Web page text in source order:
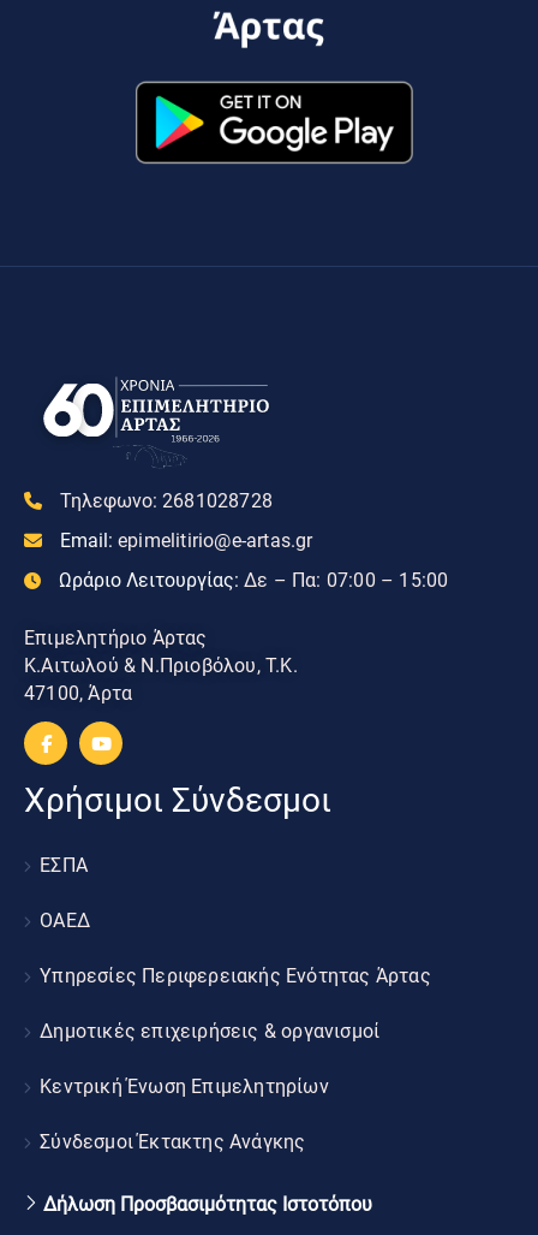
Τηλεφωνο: 2681028728
Email: epimelitirio@e-artas.gr
Ωράριο Λειτουργίας: Δε – Πα: 07:00 – 15:00
Επιμελητήριο Άρτας
Κ.Αιτωλού & Ν.Πριοβόλου, Τ.Κ.
47100, Άρτα
Χρήσιμοι Σύνδεσμοι
ΕΣΠΑ
ΟΑΕΔ
Υπηρεσίες Περιφερειακής Ενότητας Άρτας
Δημοτικές επιχειρήσεις & οργανισμοί
Κεντρική Ένωση Επιμελητηρίων
Σύνδεσμοι Έκτακτης Ανάγκης
Δήλωση Προσβασιμότητας Ιστοτόπου